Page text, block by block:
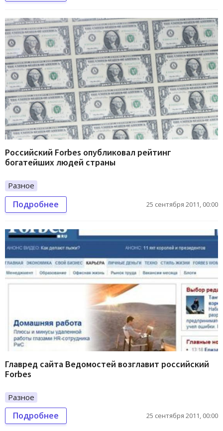
Российский Forbes опубликовал рейтинг
богатейших людей страны
Разное
Подробнее 25 сентября 2011, 00:00
Главред сайта Ведомостей возглавит российский
Forbes
Разное
Подробнее 25 сентября 2011, 00:00